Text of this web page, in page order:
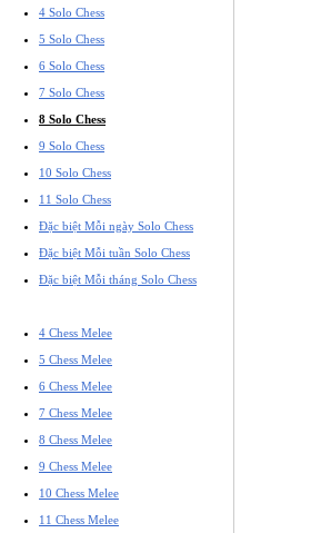
4 Solo Chess
5 Solo Chess
6 Solo Chess
7 Solo Chess
8 Solo Chess
9 Solo Chess
10 Solo Chess
11 Solo Chess
Đặc biệt Mỗi ngày Solo Chess
Đặc biệt Mỗi tuần Solo Chess
Đặc biệt Mỗi tháng Solo Chess
4 Chess Melee
5 Chess Melee
6 Chess Melee
7 Chess Melee
8 Chess Melee
9 Chess Melee
10 Chess Melee
11 Chess Melee